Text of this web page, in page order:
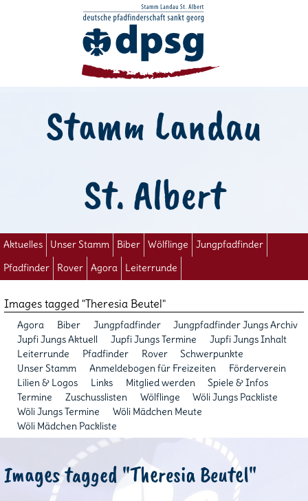
Stamm Landau
St. Albert
Aktuelles Unser Stamm Biber Wölflinge
Jungpfadfinder
Pfadfinder
Rover Agora Leiterrunde
Images tagged "Theresia Beutel"
Agora Biber Jungpfadfinder
Jungpfadfinder Jungs Archiv
Jupfi Jungs Aktuell
Jupfi Jungs Termine
Jupfi Jungs Inhalt
Leiterrunde
Pfadfinder Rover
Schwerpunkte
Unser Stamm
Anmeldebogen für Freizeiten
Förderverein
Lilien & Logos
Links Mitglied werden
Spiele & Infos
Termine
Zuschusslisten Wölflinge
Wöli Jungs Packliste
Wöli Jungs Termine
Wöli Mädchen Meute
Wöli Mädchen Packliste
Images tagged "Theresia Beutel"